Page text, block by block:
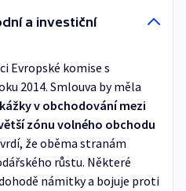
a investiční
Evropské komise s
2014. Smlouva by měla
v obchodování mezi
zónu volného obchodu
že oběma stranám
růstu. Některé
námitky a bojuje proti